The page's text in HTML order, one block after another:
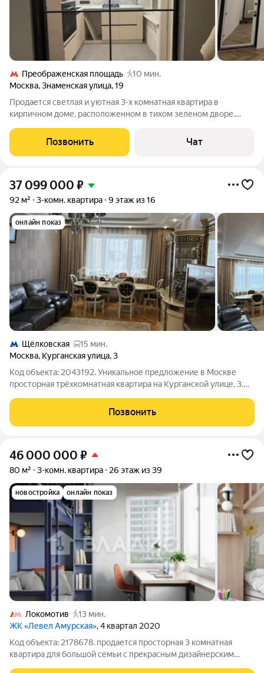
Преображенская площадь
10 мин.
Москва,Знаменская улица,19
Продается светлая и уютная 3-х комнатная квартира в
кирпичном доме, расположенном в тихом зеленом дворе.
дизайнерском бюро, а ремонт выполнен одним из лидеров
рынка. Все черновые работы завершены,
Позвонить Чат
37 099 000 ₽
92 м² 3-комн. квартира 9 этаж из 16
онлайн показ
Щёлковская
15 мин.
Москва, Курганская улица,3
Код объекта: 2043192. Уникальное предложение в Москве
просторная трёхкомнатная квартира на Курганской улице, 3.
развитом районе. Квартира расположена на 9 этаже 16-
этажного дома 2006 года
Позвонить
46 000 000 ₽
80 м² 3-комн. квартира 26 этаж из 39
новостройка онлайн показ
Локомотив
13 мин.
ЖК «Левел Амурская», 4 квартал 2020
Код объекта: 2178678. продается просторная 3 комнатная
квартира для большой семьи с прекрасным дизайнерским